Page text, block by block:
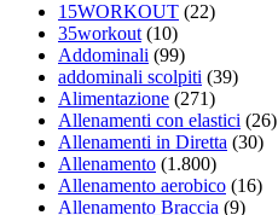
15WORKOUT (22)
35workout(10)
Addominali (99)
addominali scolpiti (39)
Alimentazione (271)
Allenamenti con elastici (26)
Allenamenti in Diretta (30)
Allenamento (1.800)
Allenamento aerobico (16)
Allenamento Braccia (9)